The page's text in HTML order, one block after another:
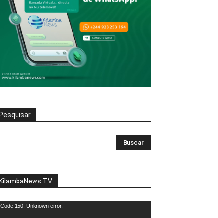
TV
Code 150: Unknown error.